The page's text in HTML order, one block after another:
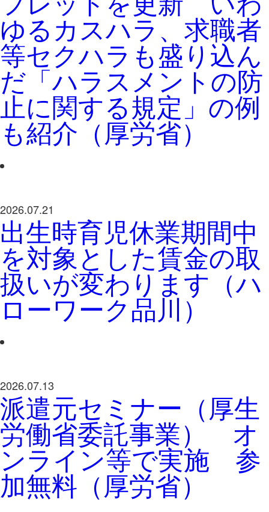
ゆるカスハラ、求職者
等セクハラも盛り込ん
だ「ハラスメントの防
止に関する規定」の例
も紹介（厚労省）
2026.07.21
出生時育児休業期間中
を対象とした賃金の取
扱いが変わります（ハ
ローワーク品川）
2026.07.13
派遣元セミナー（厚生
労働省委託事業） オ
ンライン等で実施 参
加無料（厚労省）